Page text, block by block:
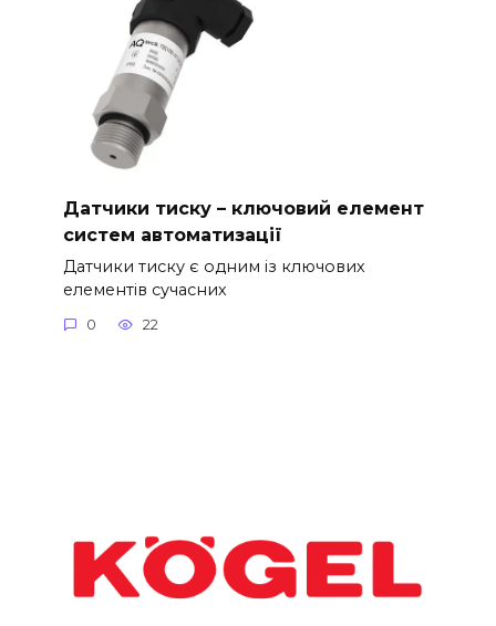
Датчики тиску – ключовий елемент
систем автоматизації
Датчики тиску є одним із ключових
елементів сучасних
0 22